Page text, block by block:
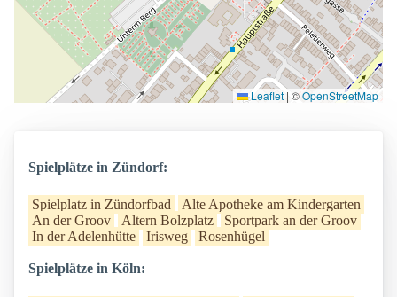
Leaflet | ©OpenStreetMap
Spielplätze in Zündorf:
Spielplatz in Zündorfbad
Alte Apotheke am Kindergarten
An der Groov
Altern Bolzplatz
Sportpark an der Groov
In der Adelenhütte
Irisweg Rosenhügel
Spielplätze in Köln: